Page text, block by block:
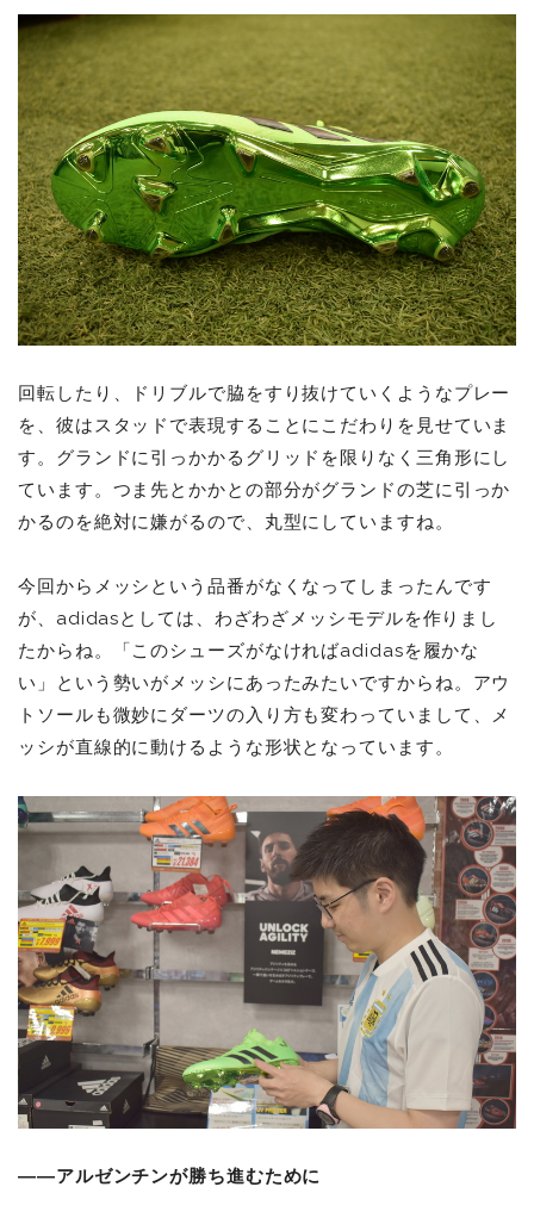
回転したり、ドリブルで脇をすり抜けていくようなプレー
を、彼はスタッドで表現することにこだわりを見せていま
す。グランドに引っかかるグリッドを限りなく三角形にし
ています。つま先とかかとの部分がグランドの芝に引っか
かるのを絶対に嫌がるので、丸型にしていますね。
今回からメッシという品番がなくなってしまったんです
が、adidasとしては、わざわざメッシモデルを作りまし
たからね。「このシューズがなければadidasを履かな
い」という勢いがメッシにあったみたいですからね。アウ
トソールも微妙にダーツの入り方も変わっていまして、メ
ッシが直線的に動けるような形状となっています。
――アルゼンチンが勝ち進むために